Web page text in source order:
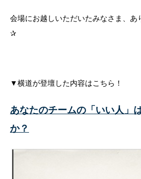
会場にお越しいただいたみなさま、あ
✰
▼横道が登壇した内容はこちら！
あなたのチームの「いい人」
か？